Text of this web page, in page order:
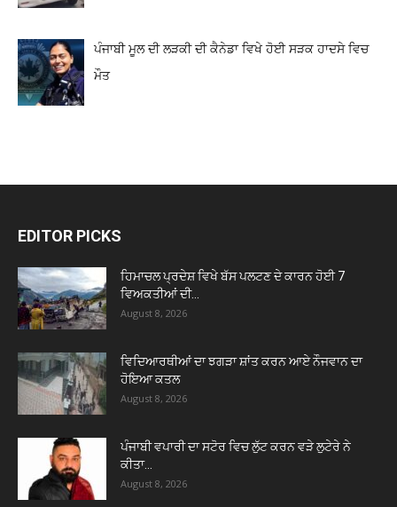
ਪੰਜਾਬੀ ਮੂਲ ਦੀ ਲੜਕੀ ਦੀ ਕੈਨੇਡਾ ਵਿਖੇ ਹੋਈ ਸੜਕ ਹਾਦਸੇ ਵਿਚ
ਮੌਤ
EDITOR PICKS
ਹਿਮਾਚਲ ਪ੍ਰਦੇਸ਼ ਵਿਖੇ ਬੱਸ ਪਲਟਣ ਦੇ ਕਾਰਨ ਹੋਈ 7
ਵਿਅਕਤੀਆਂ ਦੀ...
August 8, 2026
ਵਿਦਿਆਰਥੀਆਂ ਦਾ ਝਗੜਾ ਸ਼ਾਂਤ ਕਰਨ ਆਏ ਨੌਜਵਾਨ ਦਾ
ਹੋਇਆ ਕਤਲ
August 8, 2026
ਪੰਜਾਬੀ ਵਪਾਰੀ ਦਾ ਸਟੋਰ ਵਿਚ ਲੁੱਟ ਕਰਨ ਵੜੇ ਲੁਟੇਰੇ ਨੇ
ਕੀਤਾ...
August 8, 2026